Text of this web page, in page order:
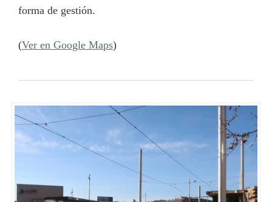
forma de gestión.
(Ver en Google Maps)